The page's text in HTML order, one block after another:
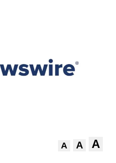
A A A